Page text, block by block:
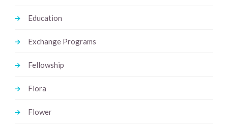
Education
Exchange Programs
Fellowship
Flora
Flower